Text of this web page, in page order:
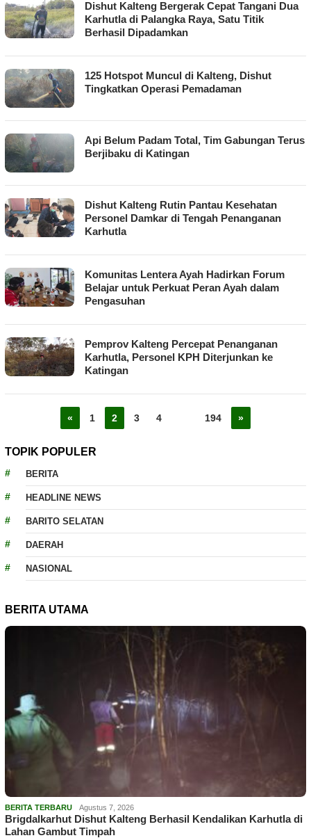
Dishut Kalteng Bergerak Cepat Tangani Dua
Karhutla di Palangka Raya, Satu Titik
Berhasil Dipadamkan
125 Hotspot Muncul di Kalteng, Dishut
Tingkatkan Operasi Pemadaman
Api Belum Padam Total, Tim Gabungan Terus
Berjibaku di Katingan
Dishut Kalteng Rutin Pantau Kesehatan
Personel Damkar di Tengah Penanganan
Karhutla
Komunitas Lentera Ayah Hadirkan Forum
Belajar untuk Perkuat Peran Ayah dalam
Pengasuhan
Pemprov Kalteng Percepat Penanganan
Karhutla, Personel KPH Diterjunkan ke
Katingan
« 1 2 3 4 194 »
TOPIK POPULER
BERITA
HEADLINE NEWS
BARITO SELATAN
DAERAH
NASIONAL
BERITA UTAMA
BERITA TERBARU Agustus 7, 2026
Brigdalkarhut Dishut Kalteng Berhasil Kendalikan Karhutla di
Lahan Gambut Timpah